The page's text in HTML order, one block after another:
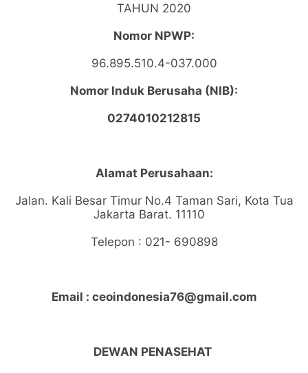
TAHUN 2020
Nomor NPWP:
96.895.510.4-037.000
Nomor Induk Berusaha (NIB):
0274010212815
Alamat Perusahaan:
Jalan. Kali Besar Timur No.4 Taman Sari, Kota Tua
Jakarta Barat. 11110
Telepon : 021- 690898
Email : ceoindonesia76@gmail.com
DEWAN PENASEHAT